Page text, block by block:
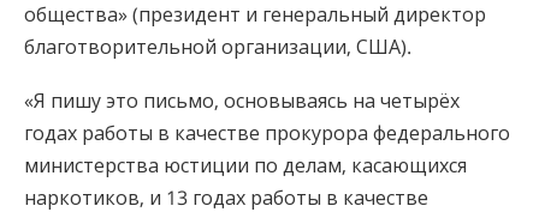
общества» (президент и генеральный директор
благотворительной организации, США).
«Я пишу это письмо, основываясь на четырёх
годах работы в качестве прокурора федерального
министерства юстиции по делам, касающихся
наркотиков, и 13 годах работы в качестве